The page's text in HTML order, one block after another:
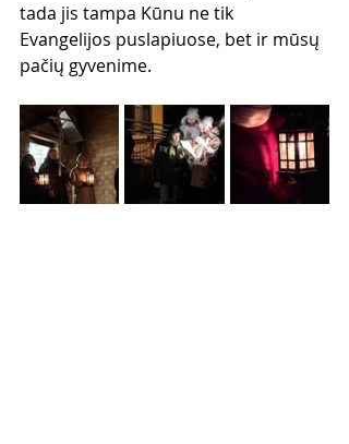
tada jis tampa Kūnu ne tik
Evangelijos puslapiuose, bet ir mūsų
pačių gyvenime.